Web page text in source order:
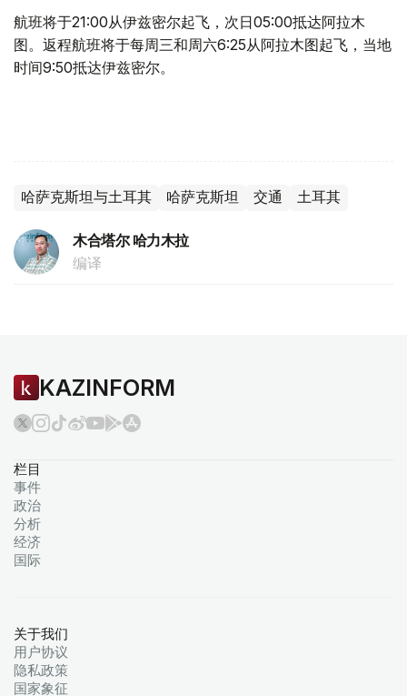
航班将于21:00从伊兹密尔起飞，次日05:00抵达阿拉木
图。返程航班将于每周三和周六6:25从阿拉木图起飞，当地
时间9:50抵达伊兹密尔。
哈萨克斯坦与土耳其 哈萨克斯坦 交通 土耳其
木合塔尔 哈力木拉
编译
KAZINFORM
栏目
事件
政治
分析
经济
国际
关于我们
用户协议
隐私政策
国家象征